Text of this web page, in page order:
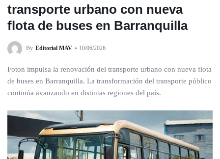
transporte urbano con nueva
flota de buses en Barranquilla
By Editorial MAV 10/06/2026
Foton impulsa la renovación del transporte urbano con nueva flota
de buses en Barranquilla. La transformación del transporte público
continúa avanzando en distintas regiones del país.